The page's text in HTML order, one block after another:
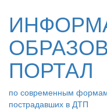
ПОРТАЛ
по современным
пострадавших в ДТП